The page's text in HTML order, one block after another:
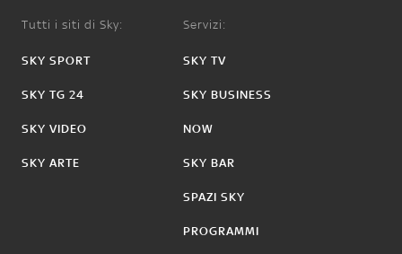
Tutti i siti di Sky:
SKY SPORT
SKY TG 24
SKY VIDEO
SKY ARTE
Servizi:
SKY TV
SKY BUSINESS
NOW
SKY BAR
SPAZI SKY
PROGRAMMI